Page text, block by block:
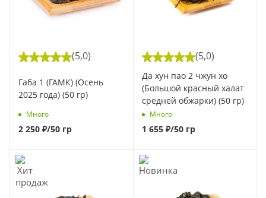
(5,0)
Габа 1 (ГАМК) (Осень
2025 года) (50 гр)
Много
2 250 ₽/50 гр
(5,0)
Да хун пао 2 чжун хо
(Большой красный халат
средней обжарки) (50 гр)
Много
1 655₽/50 гр